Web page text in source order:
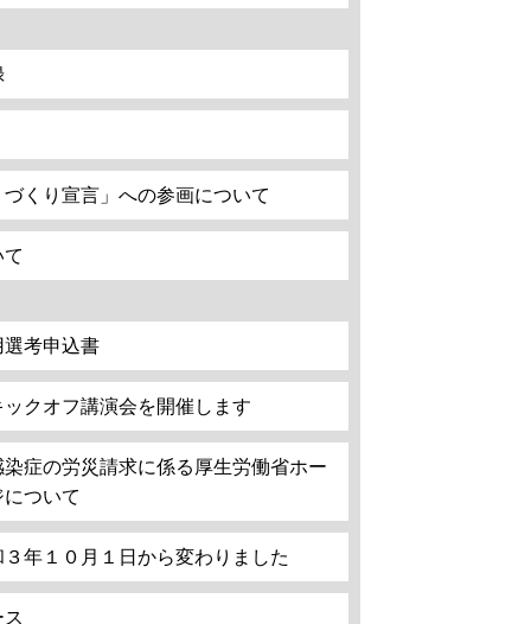
くり宣言」への参画について
考申込書
クオフ講演会を開催します
症の労災請求に係る厚生労働省ホー
ついて
年１０月１日から変わりました